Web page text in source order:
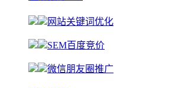
网站关键词优化
SEM百度竞价
微信朋友圈推广